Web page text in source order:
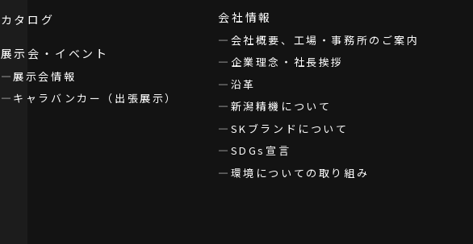
カタログ
展示会・イベント
展示会情報
キャラバンカー（出張展示）
会社情報
会社概要、工場・事務所のご案内
企業理念・社長挨拶
沿革
新潟精機について
SKブランドについて
SDGs宣言
環境についての取り組み